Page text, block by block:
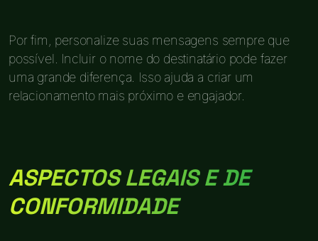
Por fim, personalize suas mensagens sempre que
possível. Incluir o nome do destinatário pode fazer
uma grande diferença. Isso ajuda a criar um
relacionamento mais próximo e engajador.
ASPECTOS LEGAIS E DE
CONFORMIDADE